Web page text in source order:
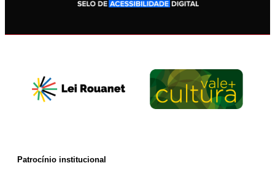
Patrocínio institucional